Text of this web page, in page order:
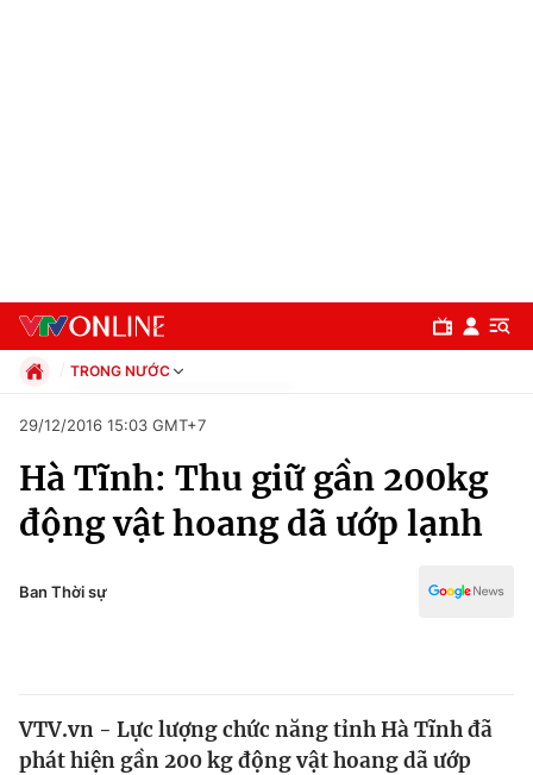
Chuyên mục
Chính trị
Y tế
TRONG NƯỚC
Xã hội
Pháp luật
Thể thao
Văn hóa - Giải trí
Giáo dục
29/12/2016 15:03 GMT+7
Hà Tĩnh: Thu giữ gần 200kg
động vật hoang dã ướp lạnh
Ban Thời sự
VTV.vn - Lực lượng chức năng tỉnh Hà Tĩnh đã
phát hiện gần 200 kg động vật hoang dã ướp